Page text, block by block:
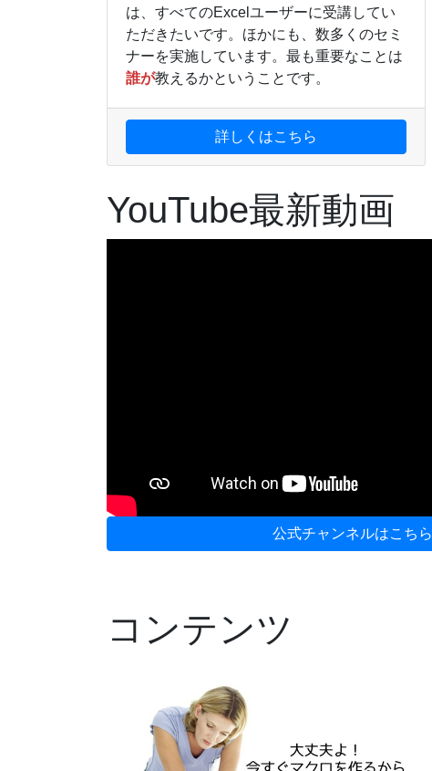
は、すべてのExcelユーザーに受講してい
ただきたいです。ほかにも、数多くのセミ
ナーを実施しています。最も重要なことは
誰が教えるかということです。
詳しくはこちら
YouTube最新動画
公式チャンネルはこちら
コンテンツ